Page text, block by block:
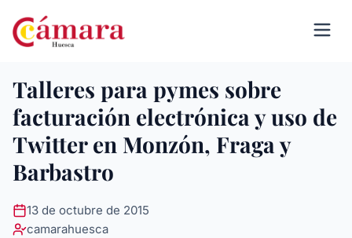
Talleres para pymes sobre
facturación electrónica y uso de
Twitter en Monzón, Fraga y
Barbastro
13 de octubre de 2015
camarahuesca